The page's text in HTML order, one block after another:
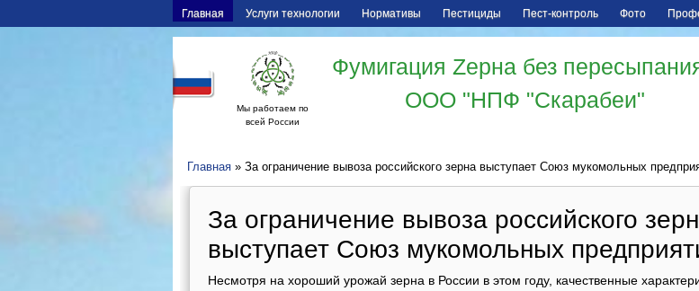
Главная Услуги технологии Нормативы Пестициды Пест-контроль Фото
Мы работаем по
всей России
Фумигация Zерна без
ООО "НПФ "Скарабеи"
Главная » За ограничение вывоза российского зерна выступает Союз мукомольных
За ограничение вывоза российского
выступает Союз мукомольных
Несмотря на хороший урожай зерна в России в этом году, качественные